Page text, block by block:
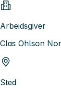
Arbeidsgiver
Clas Ohlson
Sted